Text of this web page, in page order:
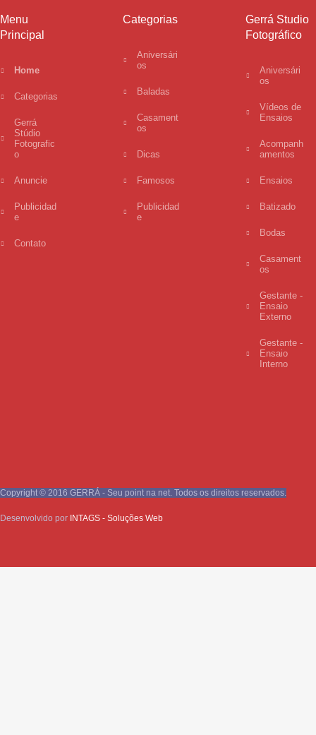
Menu
Principal
Home
Categorias
Gerrá
Stúdio
Fotografic
o
Anuncie
Publicidad
e
Contato
Categorias
Aniversári
os
Baladas
Casament
os
Dicas
Famosos
Publicidad
e
Gerrá Studio
Fotográfico
Aniversári
os
Vídeos de
Ensaios
Acompanh
amentos
Ensaios
Batizado
Bodas
Casament
os
Gestante -
Ensaio
Externo
Gestante -
Ensaio
Interno
Copyright © 2016 GERRÁ - Seu point na net. Todos os direitos reservados.
Desenvolvido por INTAGS - Soluções Web